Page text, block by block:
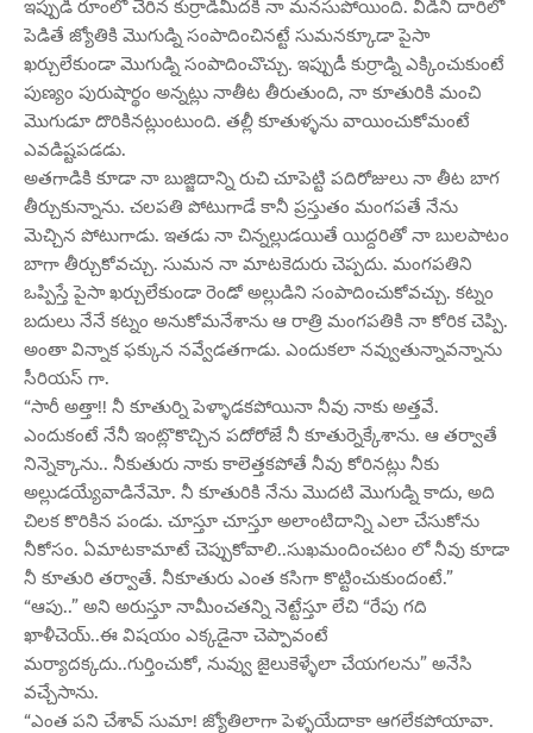
ఇప్పుడీ రూంలో చేరిన కుర్రాడిమీదకి నా మనసుపోయింది. వీడిని దారిలో
పెడితే జ్యోతికి మొగుడ్ని సంపాదించినట్టే సుమనక్కూడా పైసా
ఖర్చులేకుండా మొగుడ్ని సంపాదించొచ్చు. ఇప్పుడీ కుర్రాడ్ని ఎక్కించుకుంటే
పుణ్యం పురుషార్థం అన్నట్లు నాతీట తీరుతుంది, నా కూతురికి మంచి
మొగుడూ దొరికినట్లుంటుంది. తల్లీ కూతుళ్ళను వాయించుకోమంటే
ఎవడిష్టపడడు.
అతగాడికి కూడా నా బుజ్జిదాన్ని రుచి చూపెట్టి పదిరోజులు నా తీట బాగ
తీర్చుకున్నాను. చలపతి పోటుగాడే కానీ ప్రస్తుతం మంగపతే నేను
మెచ్చిన పోటుగాడు. ఇతడు నా చిన్నల్లుడయితే యిద్దరితో నా బులపాటం
బాగా తీర్చుకోవచ్చు. సుమన నా మాటకెదురు చెప్పదు. మంగపతిని
ఒప్పిస్తే పైసా ఖర్చులేకుండా రెండో అల్లుడిని సంపాదించుకోవచ్చు. కట్నం
బదులు నేనే కట్నం అనుకోమనేశాను ఆ రాత్రి మంగపతికి నా కోరిక చెప్పి.
అంతా విన్నాక ఫక్కున నవ్వేడతగాడు. ఎందుకలా నవ్వుతున్నావన్నాను
సీరియస్ గా.
“సారీ అత్తా!! నీ కూతుర్ని పెళ్ళాడకపోయినా నీవు నాకు అత్తవే.
ఎందుకంటే నేనీ ఇంట్లొకొచ్చిన పదోరోజే నీ కూతుర్నెక్కేశాను. ఆ తర్వాతే
నిన్నెక్కాను.. నీకుతురు నాకు కాలెత్తకపోతే నీవు కోరినట్లు నీకు
అల్లుడయ్యేవాడినేమో. నీ కూతురికి నేను మొదటి మొగుడ్ని కాదు, అది
చిలక కొరికిన పండు. చూస్తూ చూస్తూ అలాంటిదాన్ని ఎలా చేసుకోను
నీకోసం. ఏమాటకామాటే చెప్పుకోవాలి..సుఖమందించటం లో నీవు కూడా
నీ కూతురి తర్వాతే. నీకూతురు ఎంత కసిగా కొట్టించుకుందంటే.”
“ఆపు..” అని అరుస్తూ నామీంచతన్ని నెట్టేస్తూ లేచి “రేపు గది
ఖాళీచెయ్..ఈ విషయం ఎక్కడైనా చెప్పావంటే
మర్యాదక్కదు..గుర్తించుకో, నువ్వు జైలుకెళ్ళేలా చేయగలను” అనేసి
వచ్చేసాను.
“ఎంత పని చేశావ్ సుమా! జ్యోతిలాగా పెళ్ళయేదాకా ఆగలేకపోయావా.